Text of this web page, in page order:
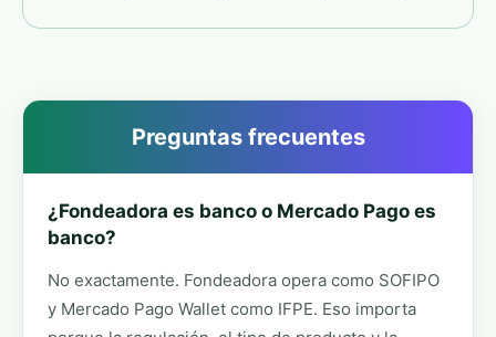
Preguntas frecuentes
¿Fondeadora es banco o Mercado Pago es
banco?
No exactamente. Fondeadora opera como SOFIPO
y Mercado Pago Wallet como IFPE. Eso importa